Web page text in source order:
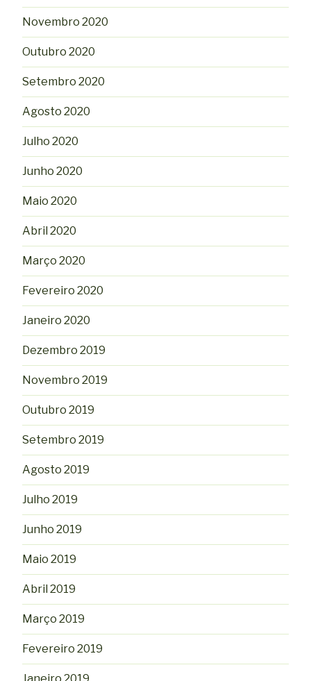
Novembro 2020
Outubro 2020
Setembro 2020
Agosto 2020
Julho 2020
Junho 2020
Maio 2020
Abril 2020
Março 2020
Fevereiro 2020
Janeiro 2020
Dezembro 2019
Novembro 2019
Outubro 2019
Setembro 2019
Agosto 2019
Julho 2019
Junho 2019
Maio 2019
Abril 2019
Março 2019
Fevereiro 2019